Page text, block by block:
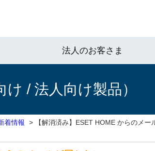
法人のお客さま
/ 法人向け製品）
着情報 > 【解消済み】ESET HOME からのメー